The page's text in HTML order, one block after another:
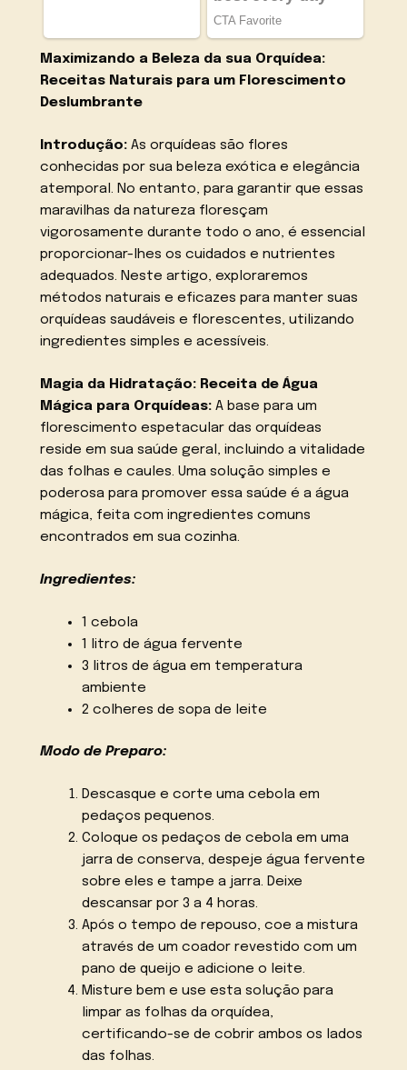
Maximizando a Beleza da sua Orquídea:
Receitas Naturais para um Florescimento
Deslumbrante
Introdução: As orquídeas são flores
conhecidas por sua beleza exótica e elegância
atemporal. No entanto, para garantir que essas
maravilhas da natureza floresçam
vigorosamente durante todo o ano, é essencial
proporcionar-lhes os cuidados e nutrientes
adequados. Neste artigo, exploraremos
métodos naturais e eficazes para manter suas
orquídeas saudáveis e florescentes, utilizando
ingredientes simples e acessíveis.
Magia da Hidratação: Receita de Água
Mágica para Orquídeas: A base para um
florescimento espetacular das orquídeas
reside em sua saúde geral, incluindo a vitalidade
das folhas e caules. Uma solução simples e
poderosa para promover essa saúde é a água
mágica, feita com ingredientes comuns
encontrados em sua cozinha.
Ingredientes:
1 cebola
1 litro de água fervente
3 litros de água em temperatura
ambiente
2 colheres de sopa de leite
Modo de Preparo:
Descasque e corte uma cebola em
pedaços pequenos.
Coloque os pedaços de cebola em uma
jarra de conserva, despeje água fervente
sobre eles e tampe a jarra. Deixe
descansar por 3 a 4 horas.
Após o tempo de repouso, coe a mistura
através de um coador revestido com um
pano de queijo e adicione o leite.
Misture bem e use esta solução para
limpar as folhas da orquídea,
certificando-se de cobrir ambos os lados
das folhas.